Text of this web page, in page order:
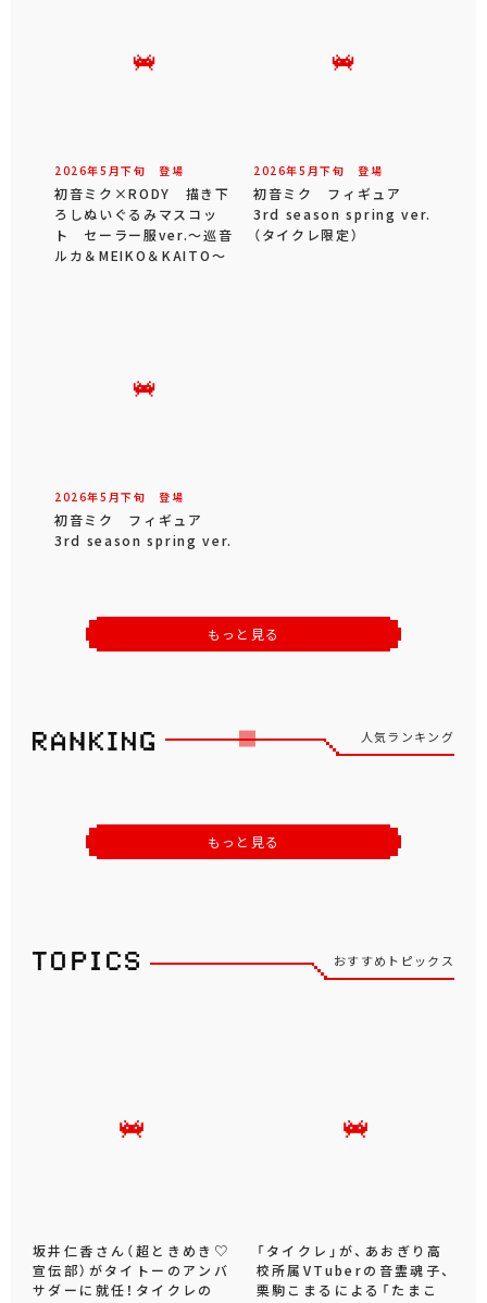
2026年5 月下旬 登場
初音ミク×RODY 描き下
ろしぬいぐるみマスコッ
ト セーラー服ver.～巡音
ルカ＆MEIKO＆KAITO～
2026年5 月下旬 登場
初音ミク フィギュア
3rd season spring ver.
（タイクレ限定）
2026年5 月下旬 登場
初音ミク フィギュア
3rd season spring ver.
もっと見る
人気ランキング
もっと見る
おすすめトピックス
坂井仁香さん（超ときめき♡
宣伝部）がタイトーのアンバ
サダーに就任！タイクレの
「タイクレ」が、あおぎり高
校所属VTuberの音霊魂子、
栗駒こまるによる「たまこ